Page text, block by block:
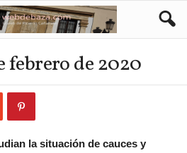
febrero de 2020
la situación de cauces y